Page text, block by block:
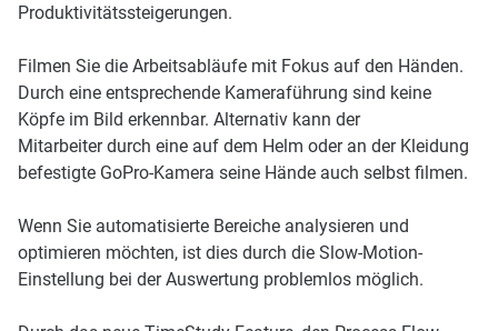
Produktivitätssteigerungen.
Filmen Sie die Arbeitsabläufe mit Fokus auf den Händen.
Durch eine entsprechende Kameraführung sind keine
Köpfe im Bild erkennbar. Alternativ kann der
Mitarbeiter durch eine auf dem Helm oder an der Kleidung
befestigte GoPro-Kamera seine Hände auch selbst filmen.
Wenn Sie automatisierte Bereiche analysieren und
optimieren möchten, ist dies durch die Slow-Motion-
Einstellung bei der Auswertung problemlos möglich.